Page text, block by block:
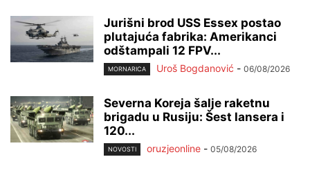
Jurišni brod USS Essex postao
plutajuća fabrika: Amerikanci
odštampali 12 FPV...
MORNARICA Uroš Bogdanović - 06/08/2026
Severna Koreja šalje raketnu
brigadu u Rusiju: Šest lansera i
120...
NOVOSTI oruzjeonline - 05/08/2026